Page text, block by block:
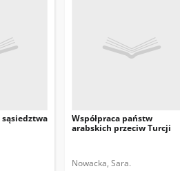
Ulkopoliittinen instituutti.
sąsiedztwa
Współpraca państw
arabskich przeciw Turcji
Nowacka, Sara.